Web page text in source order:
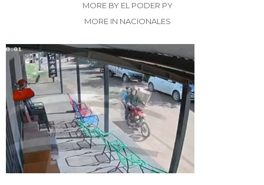
MORE BY EL PODER PY
MORE IN NACIONALES